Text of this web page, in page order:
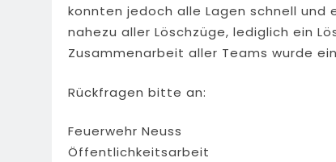
konnten jedoch alle Lagen schnell
nahezu aller Löschzüge, lediglich ein
Zusammenarbeit aller Teams wurde
Rückfragen bitte an:
Feuerwehr Neuss
Öffentlichkeitsarbeit